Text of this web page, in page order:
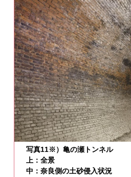
写真11※）亀の瀬トンネル
上：全景
中：奈良側の土砂侵入状況